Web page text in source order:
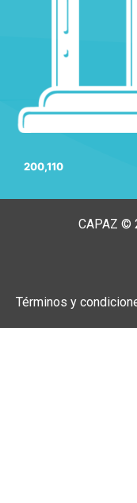
200,110
CAPAZ ©
Términos y